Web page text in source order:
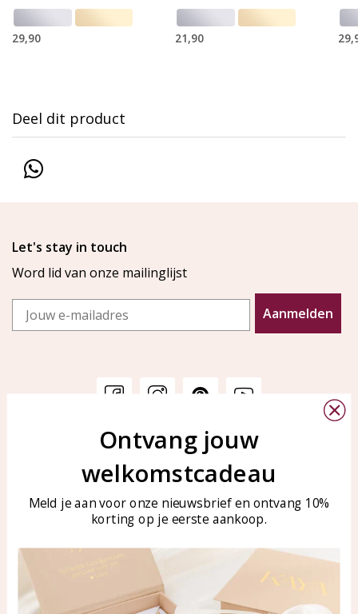
29,90 21,90
Deel dit product
Let's stay in touch
Word lid van onze mailinglijst
Email
Aanmelden
Veelgestelde vragen
Sieraden onderhouden
KAYA Sieraden
Bellen of WhatsApp Ma-Vr
tussen 09:00-17:00
Tel: 0850003187
WhatsApp: 0850003187
klantenservice@kayasierade
Ontvang jouw
welkomstcadeau
Meld je aan voor onze nieuwsbrief en ontvang 10%
korting op je eerste aankoop.